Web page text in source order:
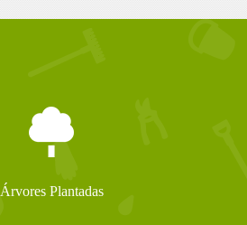
Árvores Plantadas